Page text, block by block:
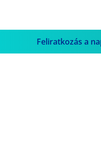
Feliratkozás a